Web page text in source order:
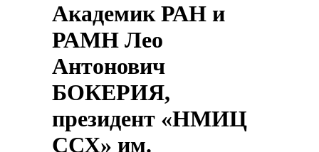
Академик РАН и
РАМН Лео
Антонович
БОКЕРИЯ,
президент «НМИЦ
ССХ» им.